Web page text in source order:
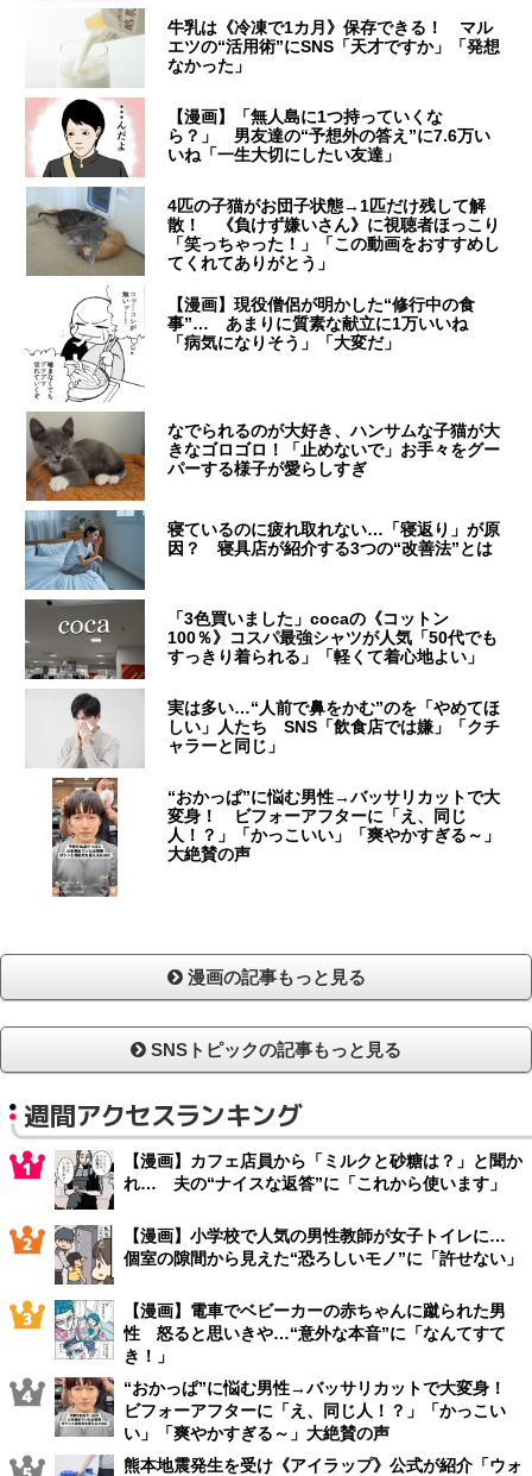
牛乳は《冷凍で1カ月》保存できる！ マル
エツの“活用術”にSNS「天才ですか」「発想
なかった」
【漫画】「無人島に1つ持っていくな
ら？」 男友達の“予想外の答え”に7.6万い
いね「一生大切にしたい友達」
4匹の子猫がお団子状態→1匹だけ残して解
散！ 《負けず嫌いさん》に視聴者ほっこり
「笑っちゃった！」「この動画をおすすめし
てくれてありがとう」
【漫画】現役僧侶が明かした“修行中の食
事”… あまりに質素な献立に1万いいね
「病気になりそう」「大変だ」
なでられるのが大好き、ハンサムな子猫が大
きなゴロゴロ！「止めないで」お手々をグー
パーする様子が愛らしすぎ
寝ているのに疲れ取れない…「寝返り」が原
因？ 寝具店が紹介する3つの“改善法”とは
「3色買いました」cocaの《コットン
100％》コスパ最強シャツが人気「50代でも
すっきり着られる」「軽くて着心地よい」
実は多い…“人前で鼻をかむ”のを「やめてほ
しい」人たち SNS「飲食店では嫌」「クチ
ャラーと同じ」
“おかっぱ”に悩む男性→バッサリカットで大
変身！ ビフォーアフターに「え、同じ
人！？」「かっこいい」「爽やかすぎる～」
大絶賛の声
漫画の記事もっと見る
SNSトピックの記事もっと見る
週間アクセスランキング
【漫画】カフェ店員から「ミルクと砂糖は？」と聞か
れ… 夫の“ナイスな返答”に「これから使います」
【漫画】小学校で人気の男性教師が女子トイレに…
個室の隙間から見えた“恐ろしいモノ”に「許せない」
【漫画】電車でベビーカーの赤ちゃんに蹴られた男
性 怒ると思いきや…“意外な本音”に「なんてすて
き！」
“おかっぱ”に悩む男性→バッサリカットで大変身！
ビフォーアフターに「え、同じ人！？」「かっこい
い」「爽やかすぎる～」大絶賛の声
熊本地震発生を受け《アイラップ》公式が紹介「ウォ